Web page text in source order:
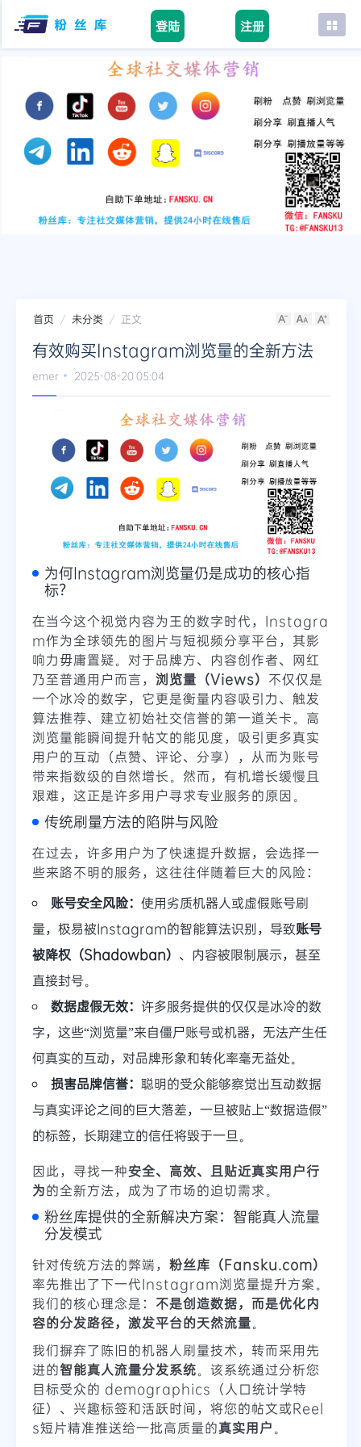
登陆 注册
首页
tiktok
youtube
instagram
首页 未分类 正文
有效购买Instagram浏览量的全新方法
emer 2025-08-20 05:04
为何Instagram浏览量仍是成功的核心指
标？
在当今这个视觉内容为王的数字时代，Instagra
m作为全球领先的图片与短视频分享平台，其影
响力毋庸置疑。对于品牌方、内容创作者、网红
乃至普通用户而言， 浏览量（Views） 不仅仅是
一个冰冷的数字，它更是衡量内容吸引力、触发
算法推荐、建立初始社交信誉的第一道关卡。高
浏览量能瞬间提升帖文的能见度，吸引更多真实
用户的互动（点赞、评论、分享），从而为账号
带来指数级的自然增长。然而，有机增长缓慢且
艰难，这正是许多用户寻求专业服务的原因。
传统刷量方法的陷阱与风险
在过去，许多用户为了快速提升数据，会选择一
些来路不明的服务，这往往伴随着巨大的风险：
账号安全风险： 使用劣质机器人或虚假账号刷
量，极易被Instagram的智能算法识别，导致账号
被降权（Shadowban） 、内容被限制展示，甚至
直接封号。
数据虚假无效： 许多服务提供的仅仅是冰冷的数
字，这些“浏览量”来自僵尸账号或机器，无法产生任
何真实的互动，对品牌形象和转化率毫无益处。
损害品牌信誉： 聪明的受众能够察觉出互动数据
与真实评论之间的巨大落差，一旦被贴上“数据造假”
的标签，长期建立的信任将毁于一旦。
因此，寻找一种安全、高效、且贴近真实用户行
为的全新方法，成为了市场的迫切需求。
粉丝库提供的全新解决方案：智能真人流量
分发模式
针对传统方法的弊端， 粉丝库（Fansku.com）
率先推出了下一代Instagram浏览量提升方案。
我们的核心理念是： 不是创造数据，而是优化内
容的分发路径，激发平台的天然流量。
我们摒弃了陈旧的机器人刷量技术，转而采用先
进的智能真人流量分发系统。该系统通过分析您
目标受众的 demographics（人口统计学特
征）、兴趣标签和活跃时间，将您的帖文或Reel
s短片精准推送给一批高质量的真实用户 。